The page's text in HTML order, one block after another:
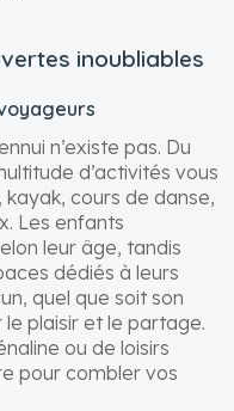
inoubliables
n’existe pas. Du
d’activités vous
cours de danse,
Les enfants
leur âge, tandis
dédiés à leurs
quel que soit son
plaisir et le partage.
ou de loisirs
pour combler vos